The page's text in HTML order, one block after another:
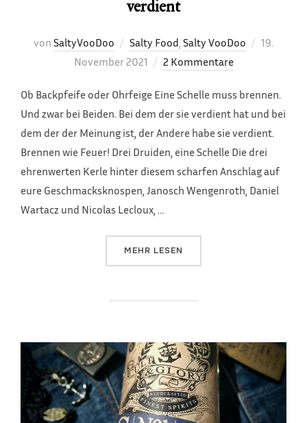
verdient
von SaltyVooDoo Salty Food, Salty VooDoo
19.
November 2021
2 Kommentare
Ob Backpfeife oder Ohrfeige Eine Schelle muss brennen.
Und zwar bei Beiden. Bei dem der sie verdient hat und bei
dem der der Meinung ist, der Andere habe sie verdient.
Brennen wie Feuer! Drei Druiden, eine Schelle Die drei
ehrenwerten Kerle hinter diesem scharfen Anschlag auf
eure Geschmacksknospen, Janosch Wengenroth, Daniel
Wartacz und Nicolas Lecloux, …
MEHR ÜBER „J. JAY WANGENROT‘S
LESEN